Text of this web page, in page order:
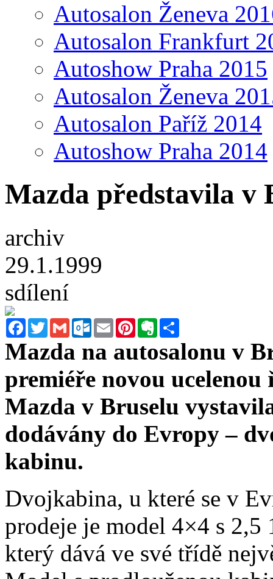
Autosalon Ženeva
Autosalon Frankfurt
Autoshow Praha 2015
Autosalon Ženeva
Autosalon Paříž 2014
Autoshow Praha 2014
Mazda představila v
archiv
29.1.1999
sdílení
FacebookTwitterGmail Outlook.com
Email PinterestEvernote
Mazda na autosalonu v
premiéře novou
Mazda v Bruselu
dodávány do Evropy –
kabinu.
Dvojkabina, u které se v
prodeje je model 4×4 s
který dává ve své třídě